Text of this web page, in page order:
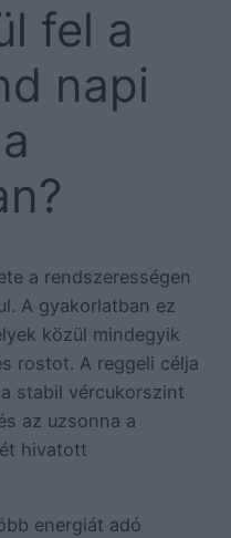
fel a
napi
a rendszerességen
A gyakorlatban ez
közül mindegyik
rostot. A reggeli célja
stabil vércukorszint
az uzsonna a
hivatott
energiát adó